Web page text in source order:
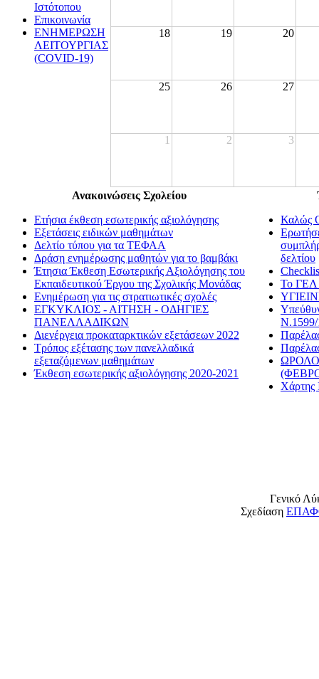
Ιστότοπου
Επικοινωνία
ΕΝΗΜΕΡΩΣΗ
ΛΕΙΤΟΥΡΓΙΑΣ
(COVID-19)
18 19 20
25 26 27
1 2 3
Ανακοινώσεις Σχολείου
Ετήσια έκθεση εσωτερικής αξιολόγησης
Εξετάσεις ειδικών μαθημάτων
Δελτίο τύπου για τα ΤΕΦΑΑ
Δράση ενημέρωσης μαθητών για το βαμβάκι
Έτησια Έκθεση Εσωτερικής Αξιολόγησης του
Εκπαιδευτικού Έργου της Σχολικής Μονάδας
Ενημέρωση για τις στρατιωτικές σχολές
ΕΓΚΥΚΛΙΟΣ - ΑΙΤΗΣΗ - ΟΔΗΓΙΕΣ
ΠΑΝΕΛΛΑΔΙΚΩΝ
Διενέργεια προκαταρκτικών εξετάσεων 2022
Τρόπος εξέτασης των πανελλαδικά
εξεταζόμενων μαθημάτων
Έκθεση εσωτερικής αξιολόγησης 2020-2021
Καλώς
δελτίου
Το ΓΕΛ
Ν.1599/
Χάρτης
Γενικό
Σχεδίαση